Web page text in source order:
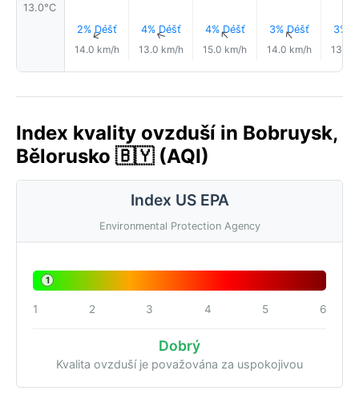
13.0°C
2% Déšť
↑
14.0 km/h
4% Déšť
↑
13.0 km/h
4% Déšť
↑
15.0 km/h
3% Déšť
↑
14.0 km/h
3%
13.0
Index kvality ovzduší in Bobruysk,
Bělorusko 🇧🇾 (AQI)
Index US EPA
Environmental Protection Agency
1
1 2 3 4 5 6
Dobrý
Kvalita ovzduší je považována za uspokojivou